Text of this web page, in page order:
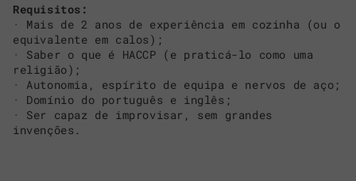
Requisitos:
· Mais de 2 anos de experiência em cozinha (ou o
equivalente em calos);
· Saber o que é HACCP (e praticá-lo como uma
religião);
· Autonomia, espírito de equipa e nervos de aço;
· Domínio do português e inglês;
· Ser capaz de improvisar, sem grandes
invenções.